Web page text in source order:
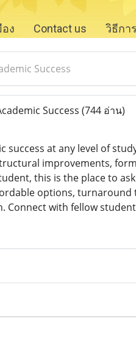
ง Contact us วิธีกา
Success
Success (744 อ่าน)
at any level of
improvements,
this is the place to
options,
Connect with fellow